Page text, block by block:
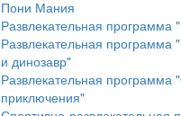
Пони Мания
Развлекательная программа
Развлекательная программа
и динозавр"
Развлекательная программа
приключения"